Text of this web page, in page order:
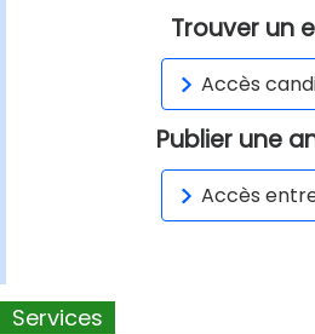
Trouver un
Accès
Publier une
Accès
Services